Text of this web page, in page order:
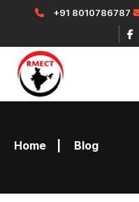
+91 8010786787
Rosemine
Home Blog